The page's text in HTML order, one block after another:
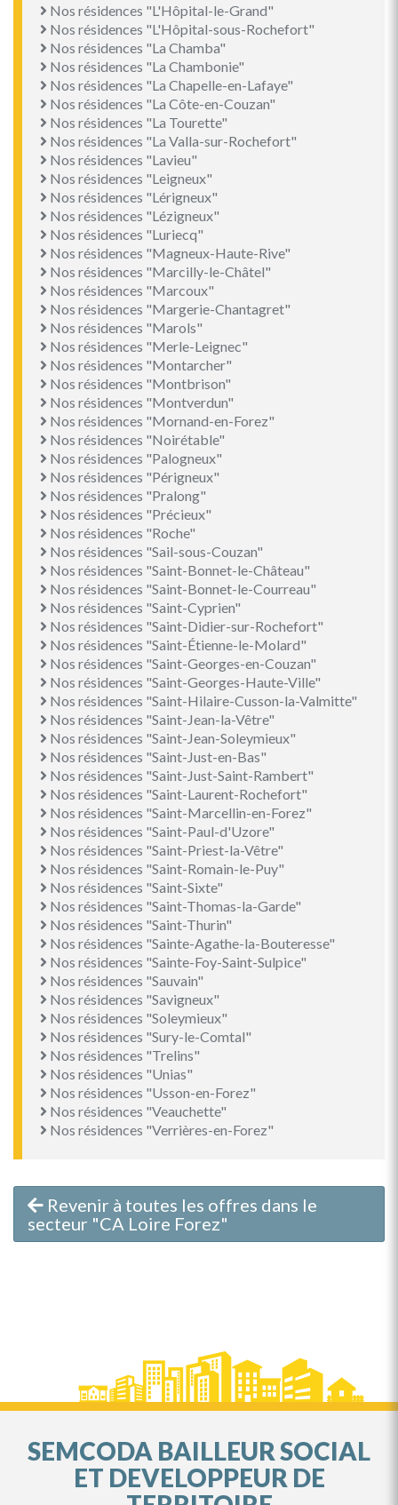
Nos résidences "L'Hôpital-le-Grand"
Nos résidences "L'Hôpital-sous-Rochefort"
Nos résidences "La Chamba"
Nos résidences "La Chambonie"
Nos résidences "La Chapelle-en-Lafaye"
Nos résidences "La Côte-en-Couzan"
Nos résidences "La Tourette"
Nos résidences "La Valla-sur-Rochefort"
Nos résidences "Lavieu"
Nos résidences "Leigneux"
Nos résidences "Lérigneux"
Nos résidences "Lézigneux"
Nos résidences "Luriecq"
Nos résidences "Magneux-Haute-Rive"
Nos résidences "Marcilly-le-Châtel"
Nos résidences "Marcoux"
Nos résidences "Margerie-Chantagret"
Nos résidences "Marols"
Nos résidences "Merle-Leignec"
Nos résidences "Montarcher"
Nos résidences "Montbrison"
Nos résidences "Montverdun"
Nos résidences "Mornand-en-Forez"
Nos résidences "Noirétable"
Nos résidences "Palogneux"
Nos résidences "Périgneux"
Nos résidences "Pralong"
Nos résidences "Précieux"
Nos résidences "Roche"
Nos résidences "Sail-sous-Couzan"
Nos résidences "Saint-Bonnet-le-Château"
Nos résidences "Saint-Bonnet-le-Courreau"
Nos résidences "Saint-Cyprien"
Nos résidences "Saint-Didier-sur-Rochefort"
Nos résidences "Saint-Étienne-le-Molard"
Nos résidences "Saint-Georges-en-Couzan"
Nos résidences "Saint-Georges-Haute-Ville"
Nos résidences "Saint-Hilaire-Cusson-la-Valmitte"
Nos résidences "Saint-Jean-la-Vêtre"
Nos résidences "Saint-Jean-Soleymieux"
Nos résidences "Saint-Just-en-Bas"
Nos résidences "Saint-Just-Saint-Rambert"
Nos résidences "Saint-Laurent-Rochefort"
Nos résidences "Saint-Marcellin-en-Forez"
Nos résidences "Saint-Paul-d'Uzore"
Nos résidences "Saint-Priest-la-Vêtre"
Nos résidences "Saint-Romain-le-Puy"
Nos résidences "Saint-Sixte"
Nos résidences "Saint-Thomas-la-Garde"
Nos résidences "Saint-Thurin"
Nos résidences "Sainte-Agathe-la-Bouteresse"
Nos résidences "Sainte-Foy-Saint-Sulpice"
Nos résidences "Sauvain"
Nos résidences "Savigneux"
Nos résidences "Soleymieux"
Nos résidences "Sury-le-Comtal"
Nos résidences "Trelins"
Nos résidences "Unias"
Nos résidences "Usson-en-Forez"
Nos résidences "Veauchette"
Nos résidences "Verrières-en-Forez"
Revenir à toutes les offres dans le
secteur "CA Loire Forez"
SEMCODA BAILLEUR SOCIAL
ET DEVELOPPEUR DE